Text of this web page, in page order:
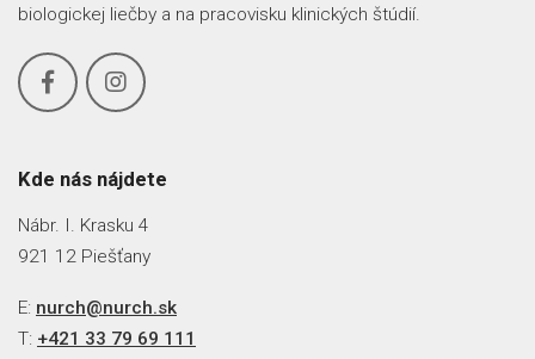
biologickej liečby a na pracovisku klinických štúdií.
Kde nás nájdete
Nábr. I. Krasku 4
921 12 Piešťany
E: nurch@nurch.sk
T: +421 33 79 69 111